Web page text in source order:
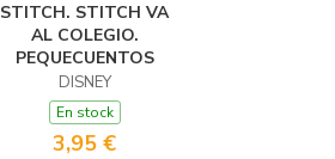
STITCH. STITCH VA
AL COLEGIO.
PEQUECUENTOS
DISNEY
En stock
3,95 €